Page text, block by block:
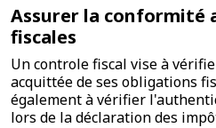
Assurer la conformité
fiscales
Un controle fiscal vise à
acquittée de ses obligations
également à vérifier
lors de la déclaration des